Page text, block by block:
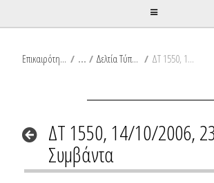
Επικαιρότητα / Δελτία Τύπου / ΔΤ 1550, 14/10/2006, 23:00, Συμβάντα
ΔΤ 1550, 14/10/2006,
Συμβάντα